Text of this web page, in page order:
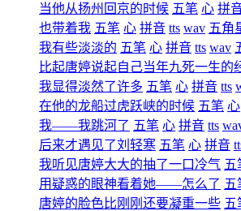
当他从扬州回京的时候 五笔 心 拼
也带着我 五笔 心 拼音 tts wav 五角
我有些淡淡的 五笔 心 拼音 tts wav
比起唐婷说起自己当年九死一生的
我显得淡然了许多 五笔 心 拼音 tts
在他的龙船过虎跃峡的时候 五笔 心
我――我跳河了 五笔 心 拼音 tts
后来才遇见了刘轻寒 五笔 心 拼音
我听见唐婷大大的抽了一口冷气 五
用疑惑的眼神看着她――怎么了 五
唐婷的脸色比刚刚还要凝重一些 五